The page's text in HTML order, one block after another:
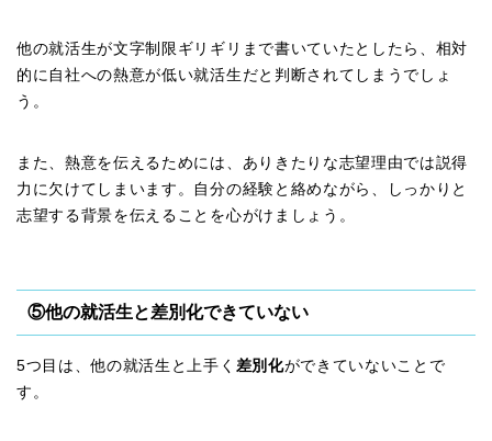
他の就活生が文字制限ギリギリまで書いていたとしたら、相対
的に自社への熱意が低い就活生だと判断されてしまうでしょ
う。
また、熱意を伝えるためには、ありきたりな志望理由では説得
力に欠けてしまいます。自分の経験と絡めながら、しっかりと
志望する背景を伝えることを心がけましょう。
⑤他の就活生と差別化できていない
5つ目は、他の就活生と上手く 差別化ができていないことで
す。